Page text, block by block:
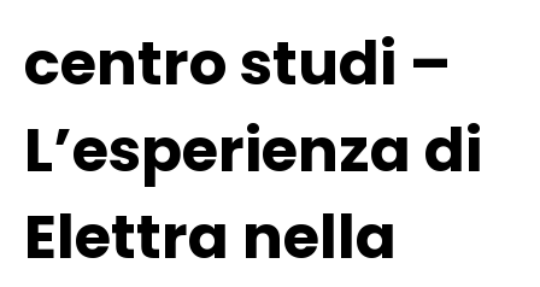
centro studi –
L’esperienza di
Elettra nella